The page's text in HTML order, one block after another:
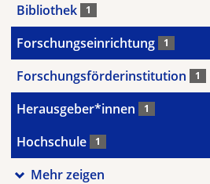
Bibliothek 1
Forschungseinrichtung 1
Forschungsförderinstitution 1
Herausgeber*innen 1
Hochschule 1
Mehr zeigen